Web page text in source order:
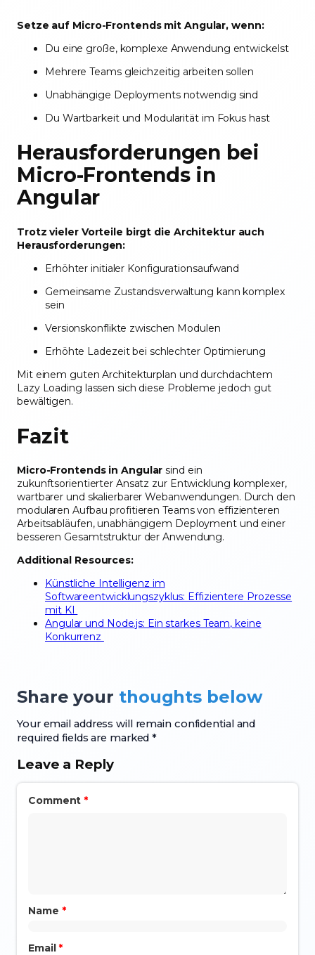
Setze auf Micro-Frontends mit Angular, wenn:
Du eine große, komplexe Anwendung entwickelst
Mehrere Teams gleichzeitig arbeiten sollen
Unabhängige Deployments notwendig sind
Du Wartbarkeit und Modularität im Fokus hast
Herausforderungen bei
Micro-Frontends in
Angular
Trotz vieler Vorteile birgt die Architektur auch
Herausforderungen:
Erhöhter initialer Konfigurationsaufwand
Gemeinsame Zustandsverwaltung kann komplex
sein
Versionskonflikte zwischen Modulen
Erhöhte Ladezeit bei schlechter Optimierung
Mit einem guten Architekturplan und durchdachtem
Lazy Loading lassen sich diese Probleme jedoch gut
bewältigen.
Fazit
Micro-Frontends in Angular sind ein
zukunftsorientierter Ansatz zur Entwicklung komplexer,
wartbarer und skalierbarer Webanwendungen. Durch den
modularen Aufbau profitieren Teams von effizienteren
Arbeitsabläufen, unabhängigem Deployment und einer
besseren Gesamtstruktur der Anwendung.
Additional Resources:
Künstliche Intelligenz im
Softwareentwicklungszyklus: Effizientere Prozesse
mit KI
Angular und Node.js: Ein starkes Team, keine
Konkurrenz
Share your thoughts below
Your email address will remain confidential and
required fields are marked *
Leave a Reply
Comment *
Name *
Email *